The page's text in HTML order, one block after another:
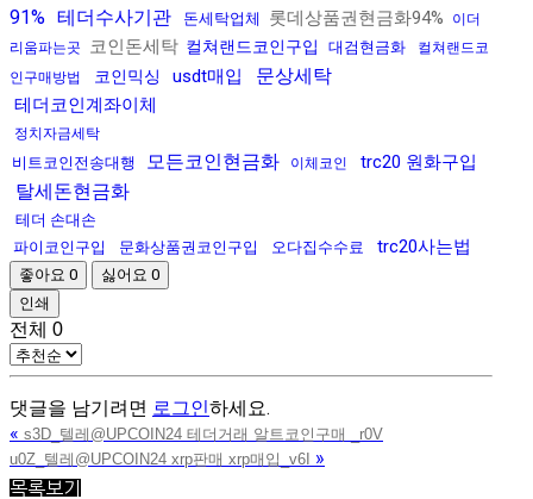
91% 테더수사기관 돈세탁업체 롯데상품권현금화94%
이더
리움파는곳
코인돈세탁 컬쳐랜드코인구입 대검현금화
컬쳐랜드코
인구매방법
코인믹싱 usdt매입 문상세탁
테더코인계좌이체
정치자금세탁
비트코인전송대행 모든코인현금화 이체코인 trc20 원화구입
탈세돈현금화
테더 손대손
파이코인구입
문화상품권코인구입 오다집수수료 trc20사는법
좋아요 0 싫어요 0
인쇄
전체 0
댓글을 남기려면 로그인하세요.
« s3D_텔레@UPCOIN24 테더거래 알트코인구매 _r0V
u0Z_텔레@UPCOIN24 xrp판매 xrp매입_v6I »
목록보기